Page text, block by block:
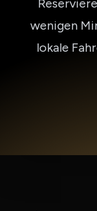
wenigen
lokale